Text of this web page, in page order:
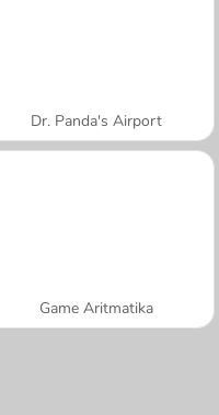
Dr. Panda's Airport
Game Aritmatika